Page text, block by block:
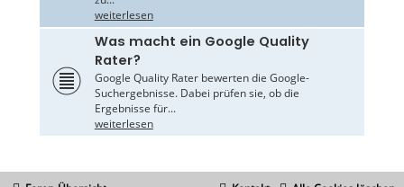
weiterlesen
Was macht ein Google Quality
Rater?
Google Quality Rater bewerten die Google-
Suchergebnisse. Dabei prüfen sie, ob die
Ergebnisse für...
weiterlesen